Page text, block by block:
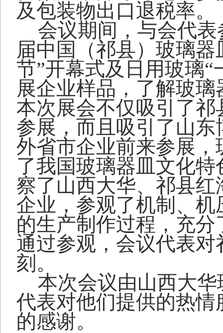
及包装物出口退税率。
会议期间，与会代
届中国（祁县）玻璃
节”开幕式及日用玻璃
展企业样品，了解玻
本次展会不仅吸引了
参展，而且吸引了山
外省市企业前来参展
了我国玻璃器皿文化
察了山西大华、祁县
企业，参观了机制、
的生产制作过程，充
通过参观，会议代表
刻。
本次会议由山西大
代表对他们提供的热
的感谢。